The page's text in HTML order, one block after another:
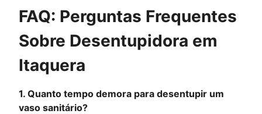
FAQ: Perguntas Frequentes
Sobre Desentupidora em
Itaquera
1. Quanto tempo demora para desentupir um
vaso sanitário?